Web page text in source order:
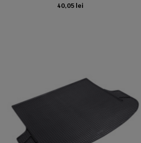
40,05 lei
ADAUGA IN COS